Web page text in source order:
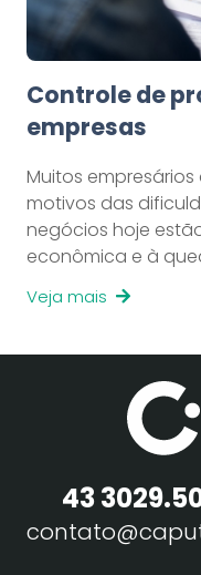
Controle de
empresas
Muitos
motivos das
negócios hoje
econômica e à
Veja mais
43